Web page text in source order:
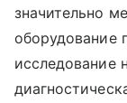
значительно
оборудование
исследование